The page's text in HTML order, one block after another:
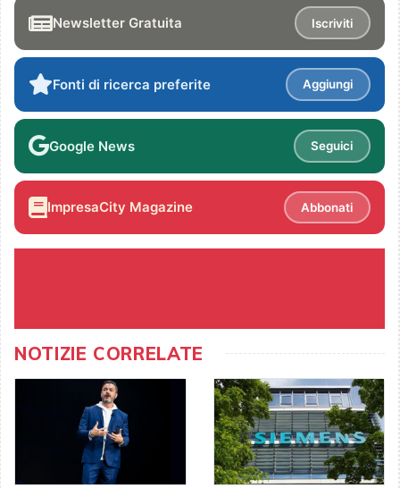
Newsletter Gratuita Iscriviti
Fonti di ricerca preferite Aggiungi
Google News Seguici
ImpresaCity Magazine Abbonati
NOTIZIE CORRELATE